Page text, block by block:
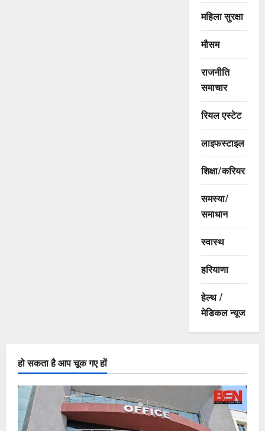
महिला सुरक्षा
मौसम
राजनीति
समाचार
रियल एस्टेट
लाइफस्टाइल
शिक्षा/करियर
समस्या/
समाधान
स्वास्थ
हरियाणा
हेल्थ /
मेडिकल न्यूज
हो सकता है आप चूक गए हों